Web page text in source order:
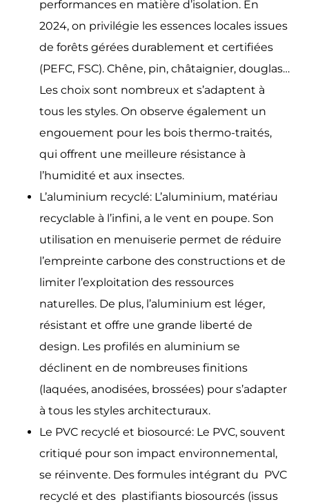
performances en matière d’isolation. En
2024, on privilégie les essences locales issues
de forêts gérées durablement et certifiées
(PEFC, FSC). Chêne, pin, châtaignier, douglas…
Les choix sont nombreux et s’adaptent à
tous les styles. On observe également un
engouement pour les bois thermo-traités,
qui offrent une meilleure résistance à
l’humidité et aux insectes.
L’aluminium recyclé: L’aluminium, matériau
recyclable à l’infini, a le vent en poupe. Son
utilisation en menuiserie permet de réduire
l’empreinte carbone des constructions et de
limiter l’exploitation des ressources
naturelles. De plus, l’aluminium est léger,
résistant et offre une grande liberté de
design. Les profilés en aluminium se
déclinent en de nombreuses finitions
(laquées, anodisées, brossées) pour s’adapter
à tous les styles architecturaux.
Le PVC recyclé et biosourcé: Le PVC, souvent
critiqué pour son impact environnemental,
se réinvente. Des formules intégrant du PVC
recyclé et des plastifiants biosourcés (issus